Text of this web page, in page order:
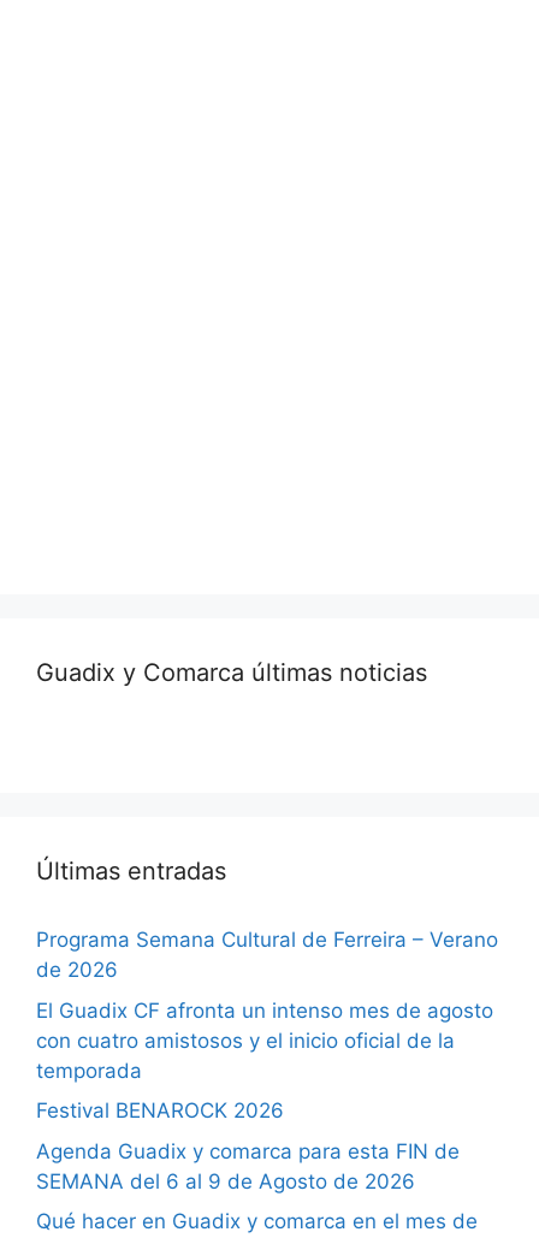
Guadix y Comarca últimas noticias
Últimas entradas
Programa Semana Cultural de Ferreira – Verano
de 2026
El Guadix CF afronta un intenso mes de agosto
con cuatro amistosos y el inicio oficial de la
temporada
Festival BENAROCK 2026
Agenda Guadix y comarca para esta FIN de
SEMANA del 6 al 9 de Agosto de 2026
Qué hacer en Guadix y comarca en el mes de